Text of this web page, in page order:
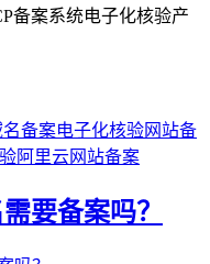
备案系统电子化核验产
名备案电子化核验网站备
阿里云网站备案
要备案吗？